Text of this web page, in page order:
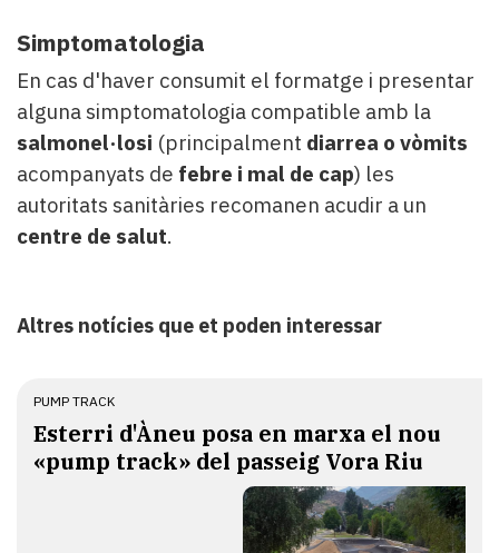
Simptomatologia
En cas d'haver consumit el formatge i presentar
alguna simptomatologia compatible amb la
salmonel·losi (principalment diarrea o vòmits
acompanyats de febre i mal de cap) les
autoritats sanitàries recomanen acudir a un
centre de salut.
Altres notícies que et poden interessar
PUMP TRACK
Esterri d'Àneu posa en marxa el nou
«pump track» del passeig Vora Riu